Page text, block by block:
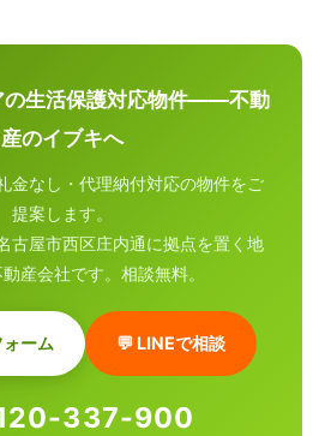
の生活保護対応物件——不動
産のイブキへ
金なし・代理納付対応の物件をご
提案します。
古屋市西区庄内通に拠点を置く地
産会社です。相談無料。
ーム 💬 LINEで相談
337-900